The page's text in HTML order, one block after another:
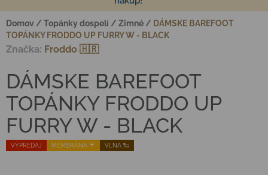
Domov / Topánky dospelí / Zimné / DÁMSKE BAREFOOT
TOPÁNKY FRODDO UP FURRY W - BLACK
VÝPREDAJ MEMBRÁNA ☔️ VLNA 🐑
DÁMSKE BAREFOOT
TOPÁNKY FRODDO UP
FURRY W - BLACK
Značka: Froddo 🇭🇷